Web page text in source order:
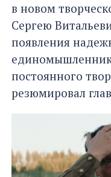
в новом
Сергею
появления
постоянного
резюмировал